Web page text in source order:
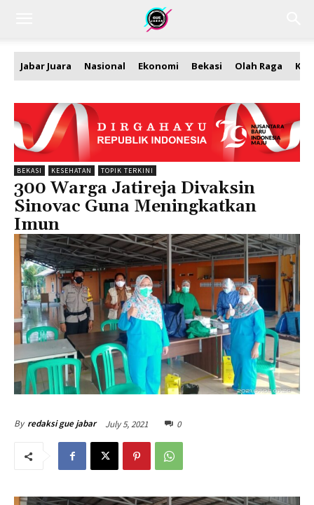
Jabar Juara Nasional Ekonomi Bekasi Olah Raga
BEKASI KESEHATAN TOPIK TERKINI
300 Warga Jatireja Divaksin
Sinovac Guna Meningkatkan
Imun
By redaksi gue jabar July 5, 2021 0